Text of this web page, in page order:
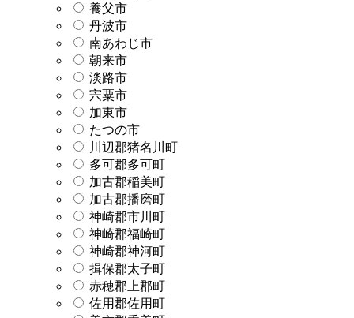
養父市
丹波市
南あわじ市
朝来市
淡路市
宍粟市
加東市
たつの市
川辺郡猪名川町
多可郡多可町
加古郡稲美町
加古郡播磨町
神崎郡市川町
神崎郡福崎町
神崎郡神河町
揖保郡太子町
赤穂郡上郡町
佐用郡佐用町